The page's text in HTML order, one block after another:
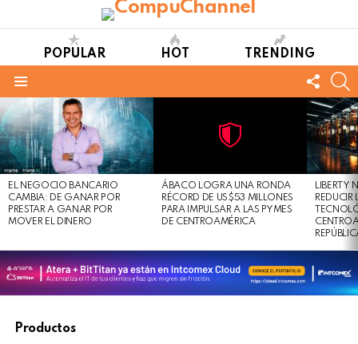
POPULAR HOT TRENDING
US
LATEST
STORIES
EL NEGOCIO BANCARIO
CAMBIA: DE GANAR POR
PRESTAR A GANAR POR
MOVER EL DINERO
Safe
For
Work
view
this
post
ÁBACO LOGRA UNA RONDA
RÉCORD DE US$53 MILLONES
PARA IMPULSAR A LAS PYMES
DE CENTROAMÉRICA
LIBERTY
REDUCIR
Productos